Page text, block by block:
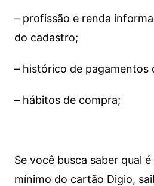
– profissão e renda
do cadastro;
– histórico de pagamentos
– hábitos de compra;
Se você busca saber qual
mínimo do cartão Digio,